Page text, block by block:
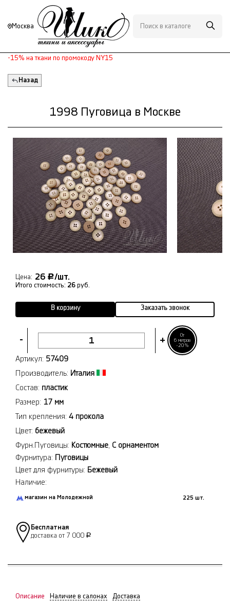
Москва
-15% на ткани по промокоду NY15
Назад
1998 Пуговица в Москве
- +
От
6 метров
-20%
Цена: 26 Р/шт.
Итого стоимость: 26 руб.
В корзину Заказать звонок
Артикул: 57409
Производитель: Италия
Состав: пластик
Размер: 17 мм
Тип крепления: 4 прокола
Цвет: бежевый
Фурн.Пуговицы: Костюмные, С орнаментом
Фурнитура:
Пуговицы
Цвет для фурнитуры: Бежевый
Наличие:
магазин на Молодежной 225 шт.
Бесплатная
доставка от 7 000 Р
Описание Наличие в салонах Доставка